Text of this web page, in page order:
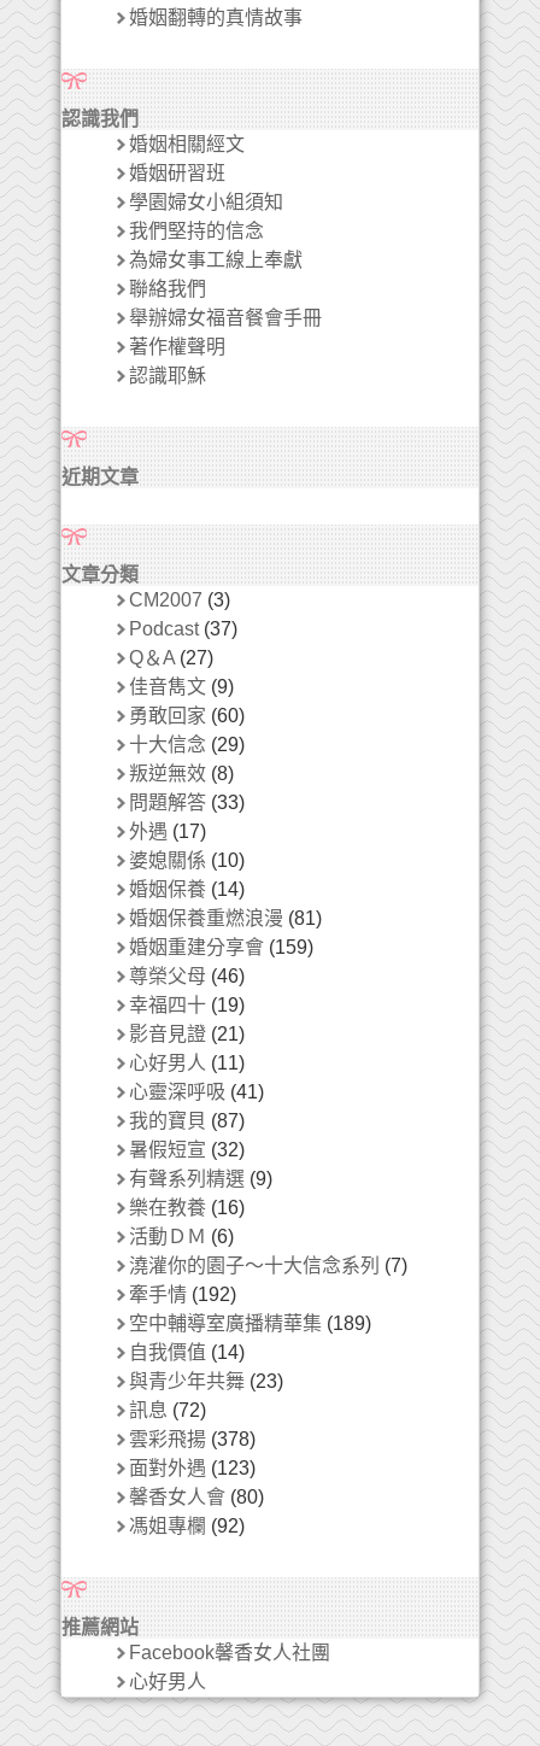
婚姻翻轉的真情故事
認識我們
婚姻相關經文
婚姻研習班
學園婦女小組須知
我們堅持的信念
為婦女事工線上奉獻
聯絡我們
舉辦婦女福音餐會手冊
著作權聲明
認識耶穌
近期文章
文章分類
CM2007 (3)
Podcast(37)
Q＆A (27)
佳音雋文 (9)
勇敢回家 (60)
十大信念 (29)
叛逆無效 (8)
問題解答 (33)
外遇 (17)
婆媳關係 (10)
婚姻保養 (14)
婚姻保養重燃浪漫 (81)
婚姻重建分享會 (159)
尊榮父母 (46)
幸福四十 (19)
影音見證 (21)
心好男人 (11)
心靈深呼吸 (41)
我的寶貝 (87)
暑假短宣 (32)
有聲系列精選 (9)
樂在教養 (16)
活動ＤＭ (6)
澆灌你的園子～十大信念系列 (7)
牽手情 (192)
空中輔導室廣播精華集 (189)
自我價值 (14)
與青少年共舞 (23)
訊息 (72)
雲彩飛揚 (378)
面對外遇 (123)
馨香女人會 (80)
馮姐專欄 (92)
推薦網站
Facebook馨香女人社團
心好男人